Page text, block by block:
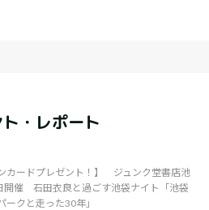
・レポート
カードプレゼント！】 ジュンク堂書店池
開催 石田衣良と過ごす池袋ナイト「池袋
ークと走った30年」